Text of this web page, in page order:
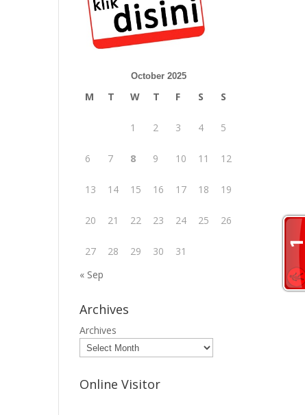
October 2025
M T W T F S S
1 2 3 4 5
6 7 8 9 10 11 12
13 14 15 16 17 18 19
20 21 22 23 24 25 26
27 28 29 30
31
« Sep
Archives
Archives
Online Visitor